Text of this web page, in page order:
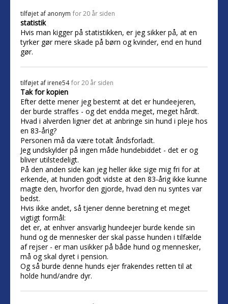
tilføjet af anonym for 20 år siden
statistik
Hvis man kigger på statistikken, er jeg sikker på, at en
tyrker gør mere skade på børn og kvinder, end en hund
gør.
tilføjet af irene54 for 20 år siden
Tak for kopien
Efter dette mener jeg bestemt at det er hundeejeren,
der burde straffes - og det endda meget, meget hårdt.
Hvad i alverden ligner det at anbringe sin hund i pleje hos
en 83-årig?
Personen må da være totalt åndsforladt.
Jeg undskylder på ingen måde hundebiddet - det er og
bliver utilstedeligt.
På den anden side kan jeg heller ikke sige mig fri for at
erkende, at hunden godt vidste at den 83-årig ikke kunne
magte den, hvorfor den gjorde, hvad den nu syntes var
bedst.
Hvis ikke andet, så tjener denne beretning et meget
vigtigt formål:
det er, at enhver ansvarlig hundeejer burde kende sin
hund og de mennesker der skal passe hunden i tilfælde
af rejser - er man usikker på både hund og mennesker,
må og skal dyret i pension.
Og så burde denne hunds ejer frakendes retten til at
holde hund/andre dyr.